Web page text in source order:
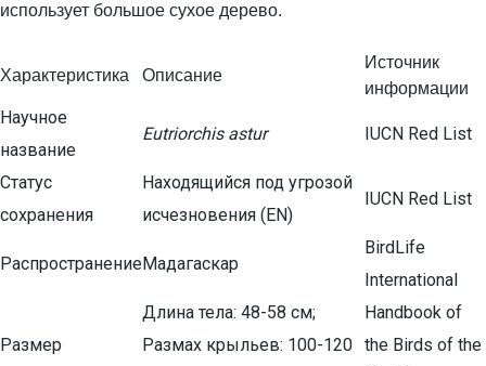
использует большое сухое дерево.
Характеристика Описание
Источник
информации
Научное
название
Eutriorchis astur IUCN Red List
Статус
сохранения
Находящийся под угрозой
исчезновения (EN)
IUCN Red List
РаспространениеМадагаскар
BirdLife
International
Размер
Длина тела: 48-58 см;
Размах крыльев: 100-120
Handbook of
the Birds of the